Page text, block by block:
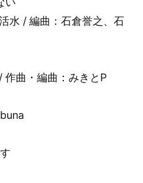
水 / 編曲：石倉誉之、石
作曲・編曲：みきとP